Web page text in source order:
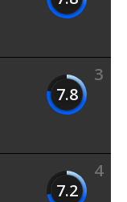
3
7.8
4
7.2